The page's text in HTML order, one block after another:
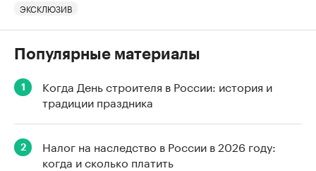
ЭКСКЛЮЗИВ
Популярные материалы
1
Когда День строителя в России: история и
традиции праздника
2
Налог на наследство в России в 2026 году:
когда и сколько платить